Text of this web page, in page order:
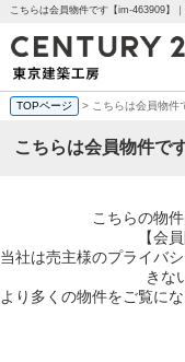
こちらは会員物件です【im-463909】
TOPページ > こちらは会員物件
こちらは会員物件で
こちらの物
【会
当社は売主様のプライバ
きな
より多くの物件をご覧に